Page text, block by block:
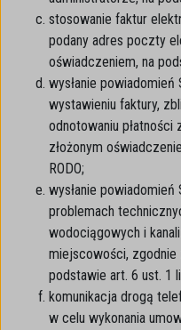
stosowanie faktur
podany adres poczty
oświadczeniem, na
wysłanie
wystawieniu faktury,
odnotowaniu płatności
złożonym
RODO;
wysłanie
problemach
wodociągowych i
miejscowości, zgodnie
podstawie art. 6 ust. 1
komunikacja drogą
w celu wykonania